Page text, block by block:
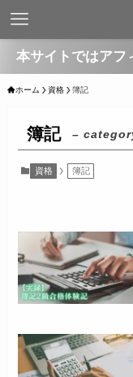
本サイトではアフ
ホーム 資格 簿記
簿記 –
資格 簿記